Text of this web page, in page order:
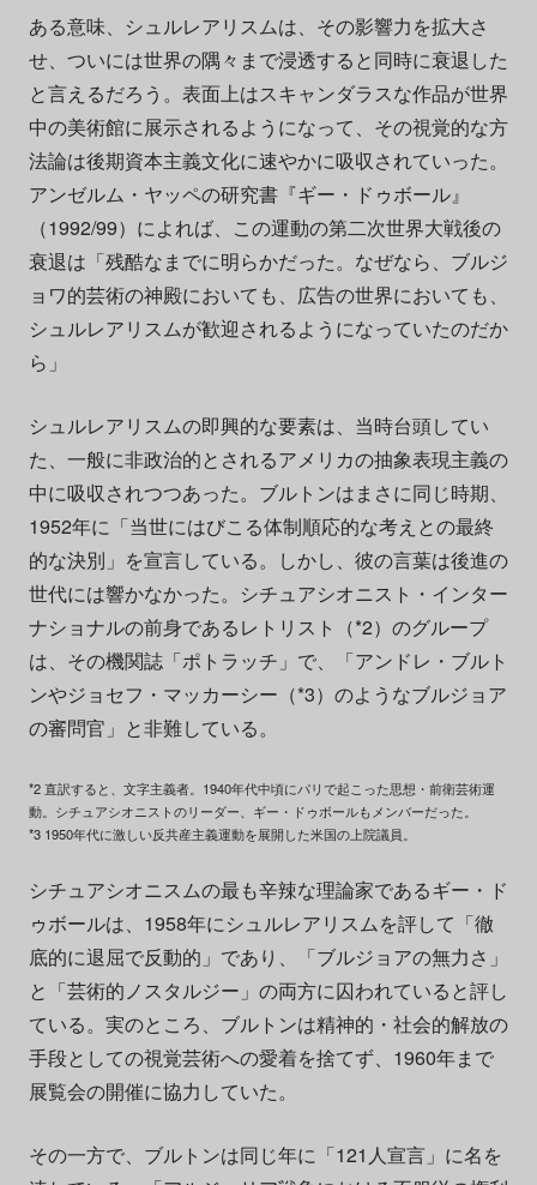
ある意味、シュルレアリスムは、その影響力を拡大さ
せ、ついには世界の隅々まで浸透すると同時に衰退した
と言えるだろう。表面上はスキャンダラスな作品が世界
中の美術館に展示されるようになって、その視覚的な方
法論は後期資本主義文化に速やかに吸収されていった。
アンゼルム・ヤッペの研究書『ギー・ドゥボール』
（1992/99）によれば、この運動の第二次世界大戦後の
衰退は「残酷なまでに明らかだった。なぜなら、ブルジ
ョワ的芸術の神殿においても、広告の世界においても、
シュルレアリスムが歓迎されるようになっていたのだか
ら」
シュルレアリスムの即興的な要素は、当時台頭してい
た、一般に非政治的とされるアメリカの抽象表現主義の
中に吸収されつつあった。ブルトンはまさに同じ時期、
1952年に「当世にはびこる体制順応的な考えとの最終
的な決別」を宣言している。しかし、彼の言葉は後進の
世代には響かなかった。シチュアシオニスト・インター
ナショナルの前身であるレトリスト（*2）のグループ
は、その機関誌「ポトラッチ」で、「アンドレ・ブルト
ンやジョセフ・マッカーシー（*3）のようなブルジョア
の審問官」と非難している。
*2 直訳すると、文字主義者。1940年代中頃にパリで起こった思想・前衛芸術運
動。シチュアシオニストのリーダー、ギー・ドゥボールもメンバーだった。
*3 1950年代に激しい反共産主義運動を展開した米国の上院議員。
シチュアシオニスムの最も辛辣な理論家であるギー・ド
ゥボールは、1958年にシュルレアリスムを評して「徹
底的に退屈で反動的」であり、「ブルジョアの無力さ」
と「芸術的ノスタルジー」の両方に囚われていると評し
ている。実のところ、ブルトンは精神的・社会的解放の
手段としての視覚芸術への愛着を捨てず、1960年まで
展覧会の開催に協力していた。
その一方で、ブルトンは同じ年に「121人宣言」に名を